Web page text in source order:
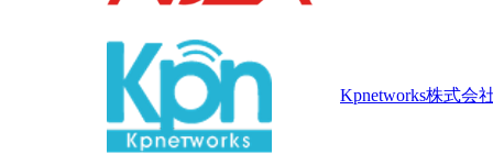
Kpnetworks株式会